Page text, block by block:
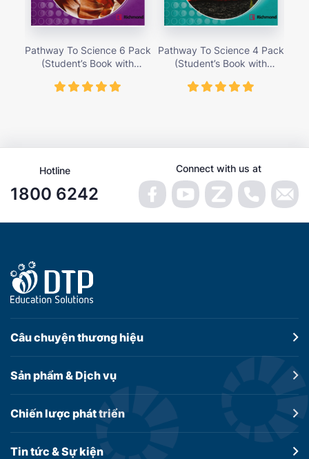
Pathway To Science 6 Pack
(Student’s Book with
419,000 vnđ
Pathway To Science 4 Pack
(Student’s Book with
419,000 vnđ
Hotline
1800 6242
Connect with us at
Câu chuyệnthương hiệu
Sản phẩm &Dịch vụ
Chiến lược phát triển
Tin tức &Sự kiện